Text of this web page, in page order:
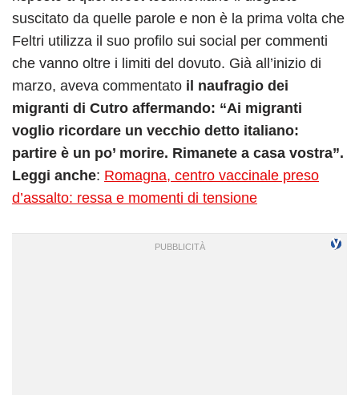
suscitato da quelle parole e non è la prima volta che
Feltri utilizza il suo profilo sui social per commenti
che vanno oltre i limiti del dovuto. Già all’inizio di
marzo, aveva commentato il naufragio dei
migranti di Cutro affermando: “Ai migranti
voglio ricordare un vecchio detto italiano:
partire è un po’ morire. Rimanete a casa vostra”.
Leggi anche: Romagna, centro vaccinale preso
d’assalto: ressa e momenti di tensione